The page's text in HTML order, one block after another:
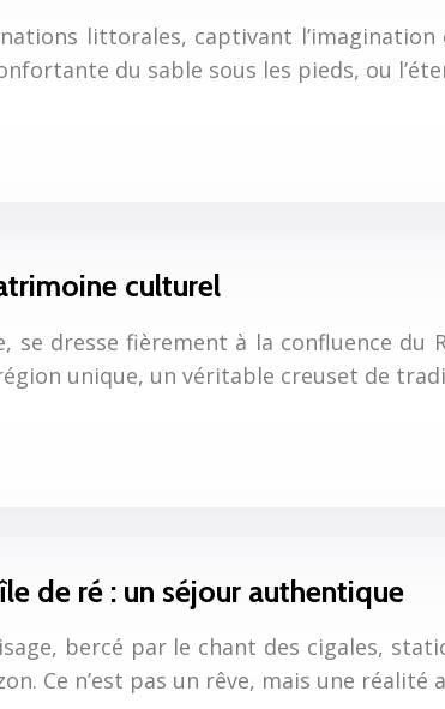
littorales, captivant
du sable sous les pieds, ou
culturel
se dresse fièrement à la confluence du
unique, un véritable creuset de
de ré : un séjour authentique
bercé par le chant des cigales,
Ce n’est pas un rêve, mais une